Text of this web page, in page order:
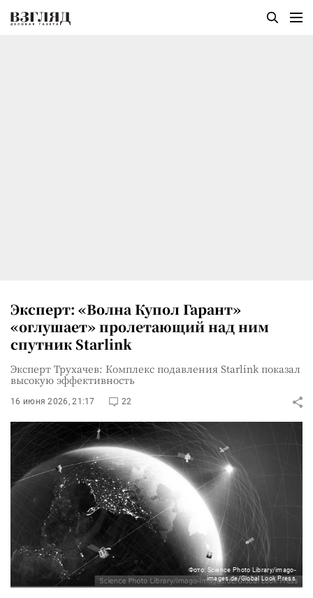
Эксперт: «Волна Купол Гарант»
«оглушает» пролетающий над ним
спутник Starlink
Эксперт Трухачев: Комплекс подавления Starlink показал
высокую эффективность
16 июня 2026, 21:17 22
Фото: Science Photo Library/imago-
images.de/Global Look Press